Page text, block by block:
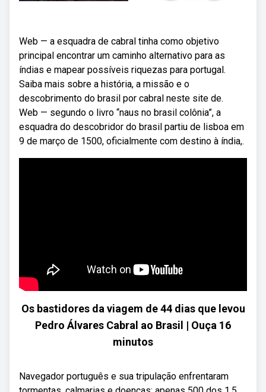
Web — a esquadra de cabral tinha como objetivo
principal encontrar um caminho alternativo para as
índias e mapear possíveis riquezas para portugal.
Saiba mais sobre a história, a missão e o
descobrimento do brasil por cabral neste site de.
Web — segundo o livro “naus no brasil colônia”, a
esquadra do descobridor do brasil partiu de lisboa em
9 de março de 1500, oficialmente com destino à índia,.
Os bastidores da viagem de 44 dias que levou
Pedro Álvares Cabral ao Brasil | Ouça 16
minutos
Navegador português e sua tripulação enfrentaram